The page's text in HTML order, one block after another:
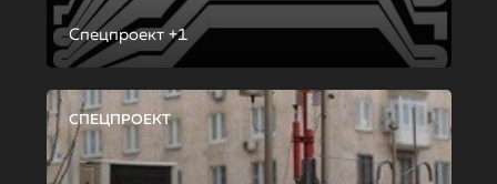
Спецпроект +1
СПЕЦПРОЕКТ